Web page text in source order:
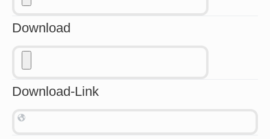
Download
Download-Link